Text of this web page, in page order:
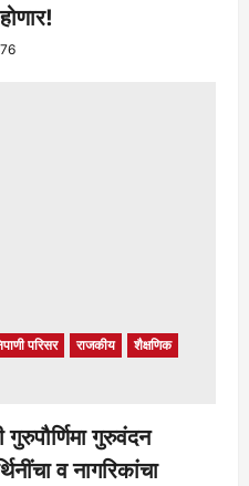
परिसर राजकीय
शैक्षणिक
गुरुपौर्णिमा गुरुवंदन
व नागरिकांचा